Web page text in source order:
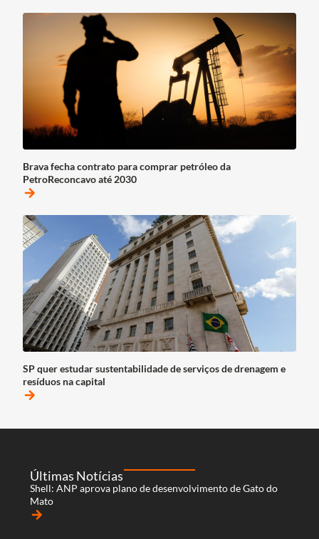
Brava fecha contrato para comprar petróleo da
PetroReconcavo até 2030
arrow_forward
SP quer estudar sustentabilidade de serviços de drenagem e
resíduos na capital
arrow_forward
Últimas Notícias
Shell: ANP aprova plano de desenvolvimento de Gato do
Mato
arrow_forward